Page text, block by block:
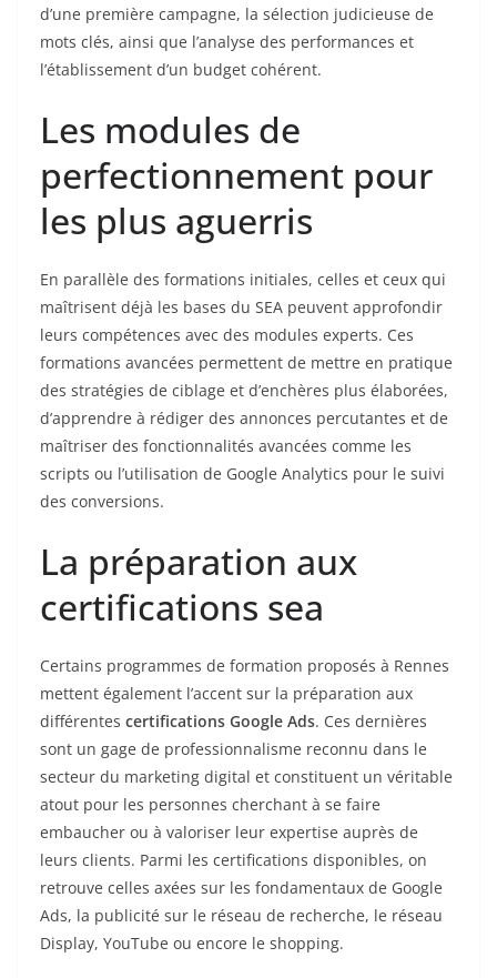
d’une première campagne, la sélection judicieuse de
mots clés, ainsi que l’analyse des performances et
l’établissement d’un budget cohérent.
Les modules de
perfectionnement pour
les plus aguerris
En parallèle des formations initiales, celles et ceux qui
maîtrisent déjà les bases du SEA peuvent approfondir
leurs compétences avec des modules experts. Ces
formations avancées permettent de mettre en pratique
des stratégies de ciblage et d’enchères plus élaborées,
d’apprendre à rédiger des annonces percutantes et de
maîtriser des fonctionnalités avancées comme les
scripts ou l’utilisation de Google Analytics pour le suivi
des conversions.
La préparation aux
certifications sea
Certains programmes de formation proposés à Rennes
mettent également l’accent sur la préparation aux
différentes certifications Google Ads. Ces dernières
sont un gage de professionnalisme reconnu dans le
secteur du marketing digital et constituent un véritable
atout pour les personnes cherchant à se faire
embaucher ou à valoriser leur expertise auprès de
leurs clients. Parmi les certifications disponibles, on
retrouve celles axées sur les fondamentaux de Google
Ads, la publicité sur le réseau de recherche, le réseau
Display, YouTube ou encore le shopping.